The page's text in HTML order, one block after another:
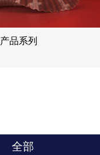
产品系列
全部